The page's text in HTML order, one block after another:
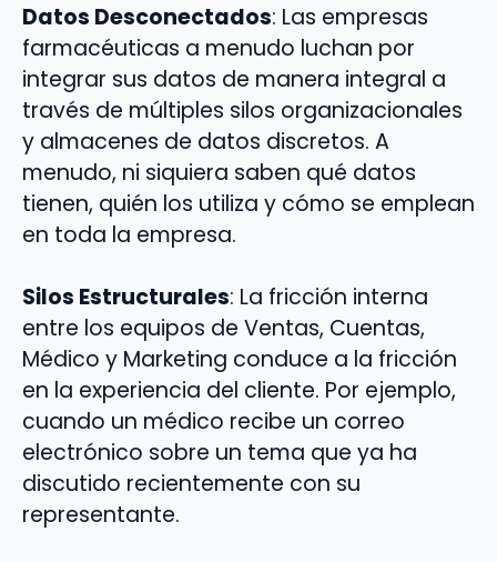
Datos Desconectados: Las empresas
farmacéuticas a menudo luchan por
integrar sus datos de manera integral a
través de múltiples silos organizacionales
y almacenes de datos discretos. A
menudo, ni siquiera saben qué datos
tienen, quién los utiliza y cómo se emplean
en toda la empresa.
Silos Estructurales: La fricción interna
entre los equipos de Ventas, Cuentas,
Médico y Marketing conduce a la fricción
en la experiencia del cliente. Por ejemplo,
cuando un médico recibe un correo
electrónico sobre un tema que ya ha
discutido recientemente con su
representante.